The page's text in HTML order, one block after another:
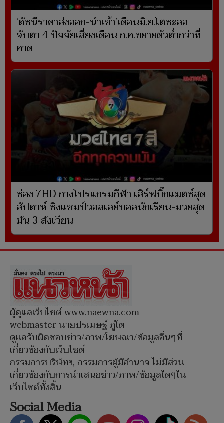
‘ดัชนีราคาส่งออก-นำเข้า’เดือนมิ.ย.โตชะลอ
จับตา 4 ปัจจัยเสี่ยงเดือน ก.ค.ขยายตัวต่ำกว่าที่
คาด
ช่อง 7HD กางโปรแกรมกีฬา เสิร์ฟบิ๊กแมตช์สุด
สัปดาห์ ชิงแชมป์วอลเลย์บอลนักเรียน-มวยสุด
มัน 3 สังเวียน
ผู้ดูแลเว็บไซต์ www.naewna.com
webmaster นายปรเมษฐ์ ภู่โต
ดูแลรับผิดชอบข่าว/ภาพ/โฆษณา/ข้อมูลอื่นๆที่
เกี่ยวข้องกับเว็บไซต์
กรรมการบริษัทฯ, กรรมการผู้มีอำนาจ ไม่มีส่วน
เกี่ยวข้องกับการนำเสนอข่าว/ภาพ/ข้อมูลใดๆใน
เว็บไซต์ทั้งสิ้น
Social Media